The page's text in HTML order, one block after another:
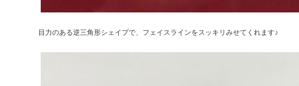
目力のある逆三角形シェイプで、フェイスラインをスッキリみせてくれます♪